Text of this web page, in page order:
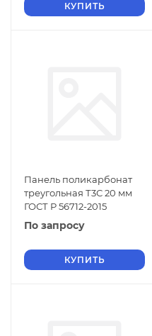
КУПИТЬ
Панель поликарбонат
треугольная Т3С 20 мм
ГОСТ Р 56712-2015
По запросу
КУПИТЬ